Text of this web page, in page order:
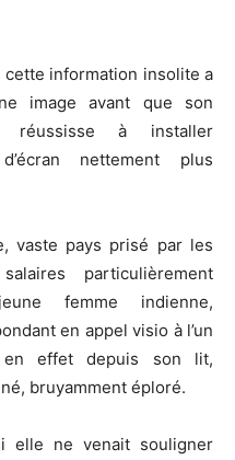
information insolite a
image avant que son
réussisse à installer
nettement plus
vaste pays prisé par les
particulièrement
femme indienne,
en appel visio à l’un
effet depuis son lit,
bruyamment éploré.
elle ne venait souligner